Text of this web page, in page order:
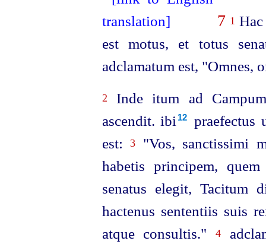
7 1
est motus, et totus
adclamatum est, "Omnes,
2
Inde itum ad
ascendit. ibi⁠ 12
est:
3
"Vos, sanctissimi
habetis principem,
senatus elegit, Tacitum
hactenus sententiis suis
atque consultis."
4